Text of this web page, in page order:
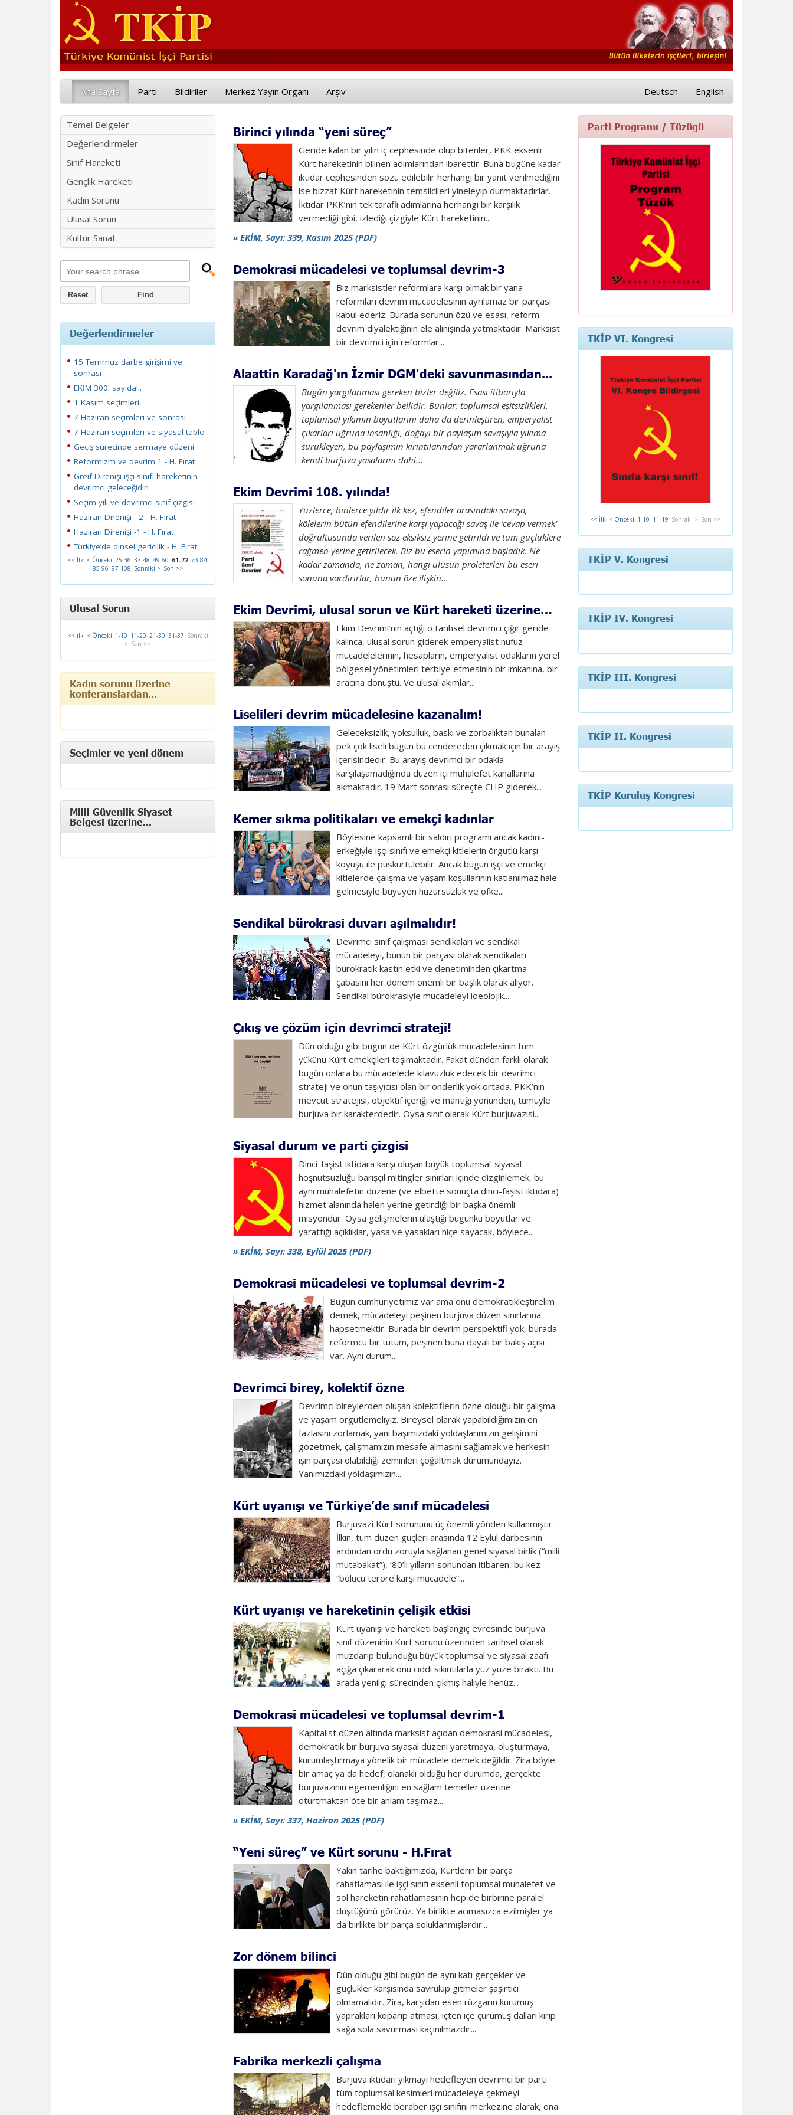
Ana Sayfa Parti Bildiriler Merkez Yayın Organı Arşiv Deutsch English
Temel Belgeler
Değerlendirmeler
Sınıf Hareketi
Gençlik Hareketi
Kadın Sorunu
Ulusal Sorun
Kültür Sanat
Reset
Değerlendirmeler
15 Temmuz darbe girişimi ve
sonrası
EKİM 300. sayıda!..
1 Kasım seçimleri
7 Haziran seçimleri ve sonrası
7 Haziran seçimleri ve siyasal tablo
Geçiş sürecinde sermaye düzeni
Reformizm ve devrim 1 - H. Fırat
Greif Direnişi işçi sınıfı hareketinin
devrimci geleceğidir!
Seçim yılı ve devrimci sınıf çizgisi
Haziran Direnişi - 2 - H. Fırat
Haziran Direnişi -1 - H. Fırat
Türkiye’de dinsel gericilik - H. Fırat
<< İlk < Önceki 25-36 37-48 49-60 61-72 73-84
85-96 97-108 Sonraki > Son >>
Ulusal Sorun
<< İlk < Önceki 1-10 11-20 21-30 31-37 Sonraki
> Son >>
Kadın sorunu üzerine
konferanslardan...
Seçimler ve yeni dönem
Milli Güvenlik Siyaset
Belgesi üzerine...
Birinci yılında “yeni süreç”
Geride kalan bir yılın iç cephesinde olup bitenler, PKK eksenli
Kürt hareketinin bilinen adımlarından ibarettir. Buna bugüne kadar
iktidar cephesinden sözü edilebilir herhangi bir yanıt verilmediğini
ise bizzat Kürt hareketinin temsilcileri yineleyip durmaktadırlar.
İktidar PKK’nin tek taraflı adımlarına herhangi bir karşılık
vermediği gibi, izlediği çizgiyle Kürt hareketinin...
» EKİM, Sayı: 339, Kasım 2025 (PDF)
Demokrasi mücadelesi ve toplumsal devrim-3
Biz marksistler reformlara karşı olmak bir yana
reformları devrim mücadelesinin ayrılamaz bir parçası
kabul ederiz. Burada sorunun özü ve esası, reform-
devrim diyalektiğinin ele alınışında yatmaktadır. Marksist
bir devrimci için reformlar...
Alaattin Karadağ'ın İzmir DGM'deki savunmasından...
Bugün yargılanması gereken bizler değiliz. Esası itibarıyla
yargılanması gerekenler bellidir. Bunlar; toplumsal eşitsizlikleri,
toplumsal yıkımın boyutlarını daha da derinleştiren, emperyalist
çıkarları uğruna insanlığı, doğayı bir paylaşım savaşıyla yıkıma
sürükleyen, bu paylaşımın kırıntılarından yararlanmak uğruna
kendi burjuva yasalarını dahi...
Ekim Devrimi 108. yılında!
Yüzlerce, binlerce yıldır ilk kez, efendiler arasındaki savaşa,
kölelerin bütün efendilerine karşı yapacağı savaş ile ‘cevap vermek’
doğrultusunda verilen söz eksiksiz yerine getirildi ve tüm güçlüklere
rağmen yerine getirilecek. Biz bu eserin yapımına başladık. Ne
kadar zamanda, ne zaman, hangi ulusun proleterleri bu eseri
sonuna vardırırlar, bunun öze ilişkin...
Ekim Devrimi, ulusal sorun ve Kürt hareketi üzerine…
Ekim Devrimi’nin açtığı o tarihsel devrimci çığır geride
kalınca, ulusal sorun giderek emperyalist nüfuz
mücadelelerinin, hesapların, emperyalist odakların yerel
bölgesel yönetimleri terbiye etmesinin bir imkanına, bir
aracına dönüştü. Ve ulusal akımlar...
Liselileri devrim mücadelesine kazanalım!
Geleceksizlik, yoksulluk, baskı ve zorbalıktan bunalan
pek çok liseli bugün bu cendereden çıkmak için bir arayış
içerisindedir. Bu arayış devrimci bir odakla
karşılaşamadığında düzen içi muhalefet kanallarına
akmaktadır. 19 Mart sonrası süreçte CHP giderek...
Kemer sıkma politikaları ve emekçi kadınlar
Böylesine kapsamlı bir saldırı programı ancak kadını-
erkeğiyle işçi sınıfı ve emekçi kitlelerin örgütlü karşı
koyuşu ile püskürtülebilir. Ancak bugün işçi ve emekçi
kitlelerde çalışma ve yaşam koşullarının katlanılmaz hale
gelmesiyle büyüyen huzursuzluk ve öfke...
Sendikal bürokrasi duvarı aşılmalıdır!
Devrimci sınıf çalışması sendikaları ve sendikal
mücadeleyi, bunun bir parçası olarak sendikaları
bürokratik kastın etki ve denetiminden çıkartma
çabasını her dönem önemli bir başlık olarak alıyor.
Sendikal bürokrasiyle mücadeleyi ideolojik...
Çıkış ve çözüm için devrimci strateji!
Dün olduğu gibi bugün de Kürt özgürlük mücadelesinin tüm
yükünü Kürt emekçileri taşımaktadır. Fakat dünden farklı olarak
bugün onlara bu mücadelede kılavuzluk edecek bir devrimci
strateji ve onun taşıyıcısı olan bir önderlik yok ortada. PKK’nin
mevcut stratejisi, objektif içeriği ve mantığı yönünden, tümüyle
burjuva bir karakterdedir. Oysa sınıf olarak Kürt burjuvazisi...
Siyasal durum ve parti çizgisi
Dinci-faşist iktidara karşı oluşan büyük toplumsal-siyasal
hoşnutsuzluğu barışçıl mitingler sınırları içinde dizginlemek, bu
aynı muhalefetin düzene (ve elbette sonuçta dinci-faşist iktidara)
hizmet alanında halen yerine getirdiği bir başka önemli
misyondur. Oysa gelişmelerin ulaştığı bugünkü boyutlar ve
yarattığı açıklıklar, yasa ve yasakları hiçe sayacak, böylece...
» EKİM, Sayı: 338, Eylül 2025 (PDF)
Demokrasi mücadelesi ve toplumsal devrim-2
Bugün cumhuriyetimiz var ama onu demokratikleştirelim
demek, mücadeleyi peşinen burjuva düzen sınırlarına
hapsetmektir. Burada bir devrim perspektifi yok, burada
reformcu bir tutum, peşinen buna dayalı bir bakış açısı
var. Aynı durum...
Devrimci birey, kolektif özne
Devrimci bireylerden oluşan kolektiflerin özne olduğu bir çalışma
ve yaşam örgütlemeliyiz. Bireysel olarak yapabildiğimizin en
fazlasını zorlamak, yanı başımızdaki yoldaşlarımızın gelişimini
gözetmek, çalışmamızın mesafe almasını sağlamak ve herkesin
işin parçası olabildiği zeminleri çoğaltmak durumundayız.
Yanımızdaki yoldaşımızın...
Kürt uyanışı ve Türkiye’de sınıf mücadelesi
Burjuvazi Kürt sorununu üç önemli yönden kullanmıştır.
İlkin, tüm düzen güçleri arasında 12 Eylül darbesinin
ardından ordu zoruyla sağlanan genel siyasal birlik (“milli
mutabakat”), ‘80’li yılların sonundan itibaren, bu kez
“bölücü teröre karşı mücadele”...
Kürt uyanışı ve hareketinin çelişik etkisi
Kürt uyanışı ve hareketi başlangıç evresinde burjuva
sınıf düzeninin Kürt sorunu üzerinden tarihsel olarak
muzdarip bulunduğu büyük toplumsal ve siyasal zaafı
açığa çıkararak onu ciddi sıkıntılarla yüz yüze bıraktı. Bu
arada yenilgi sürecinden çıkmış haliyle henüz...
Demokrasi mücadelesi ve toplumsal devrim-1
Kapitalist düzen altında marksist açıdan demokrasi mücadelesi,
demokratik bir burjuva siyasal düzeni yaratmaya, oluşturmaya,
kurumlaştırmaya yönelik bir mücadele demek değildir. Zira böyle
bir amaç ya da hedef, olanaklı olduğu her durumda, gerçekte
burjuvazinin egemenliğini en sağlam temeller üzerine
oturtmaktan öte bir anlam taşımaz...
» EKİM, Sayı: 337, Haziran 2025 (PDF)
“Yeni süreç” ve Kürt sorunu - H.Fırat
Yakın tarihe baktığımızda, Kürtlerin bir parça
rahatlaması ile işçi sınıfı eksenli toplumsal muhalefet ve
sol hareketin rahatlamasının hep de birbirine paralel
düştüğünü görürüz. Ya birlikte acımasızca ezilmişler ya
da birlikte bir parça soluklanmışlardır...
Zor dönem bilinci
Dün olduğu gibi bugün de aynı katı gerçekler ve
güçlükler karşısında savrulup gitmeler şaşırtıcı
olmamalıdır. Zira, karşıdan esen rüzgarın kurumuş
yaprakları koparıp atması, içten içe çürümüş dalları kırıp
sağa sola savurması kaçınılmazdır...
Fabrika merkezli çalışma
Burjuva iktidarı yıkmayı hedefleyen devrimci bir parti
tüm toplumsal kesimleri mücadeleye çekmeyi
hedeflemekle beraber işçi sınıfını merkezine alarak, ona
Parti Programı / Tüzügü
TKİP VI. Kongresi
<< İlk < Önceki 1-10 11-19 Sonraki > Son >>
TKİP V. Kongresi
TKİP IV. Kongresi
TKİP III. Kongresi
TKİP II. Kongresi
TKİP Kuruluş Kongresi